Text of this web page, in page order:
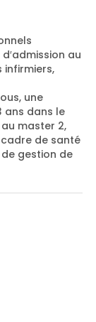
au
infirmiers,
une
ans dans le
master 2,
cadre de santé
gestion de